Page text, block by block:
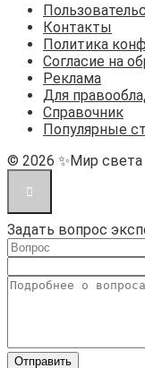
Контакты
Политика
Согласие на
Реклама
Для
Справочник
Популярные
© 2026 ✨Мир света
Задать вопрос